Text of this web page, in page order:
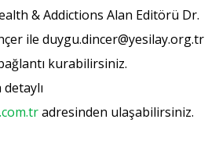
& Addictions Alan Editörü Dr.
ile duygu.dincer@yesilay.org.tr
kurabilirsiniz.
adresinden ulaşabilirsiniz.